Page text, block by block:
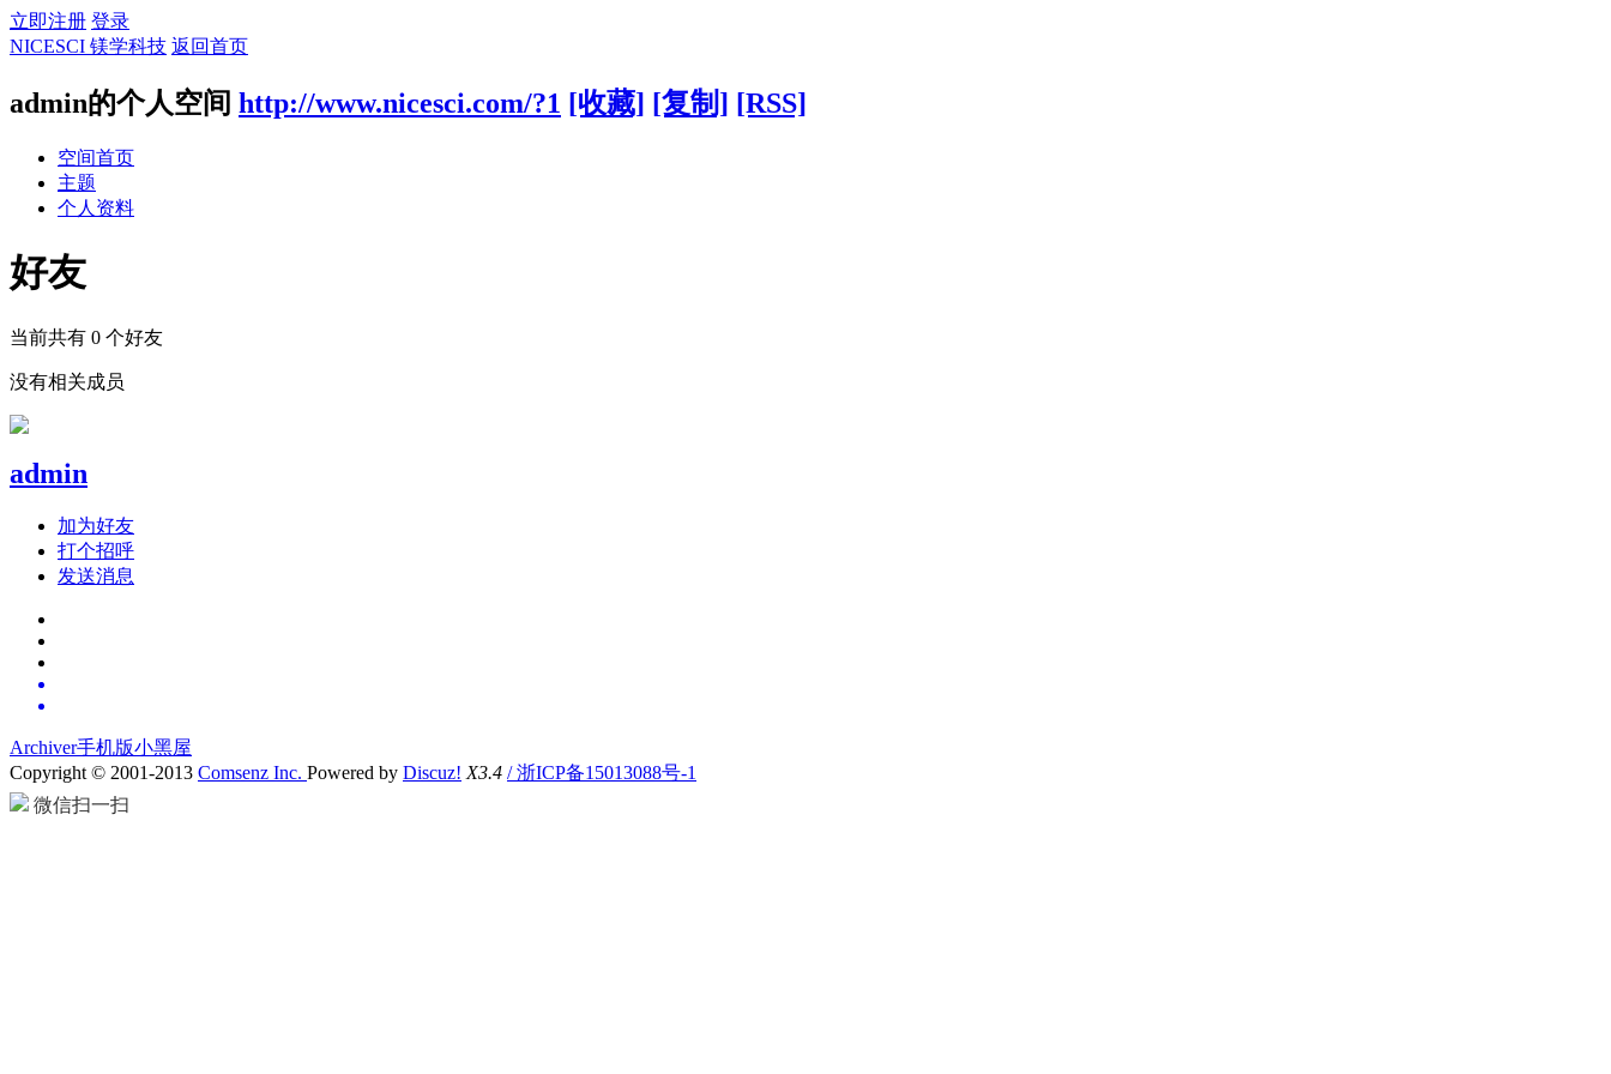
立即注册 登录
NICESCI 镁学科技 返回首页
admin的个人空间 http://www.nicesci.com/?1 [收藏] [复制] [RSS]
空间首页
主题
个人资料
好友
当前共有 0 个好友
没有相关成员
admin
加为好友
打个招呼
发送消息
Archiver手机版小黑屋
Copyright © 2001-2013 Comsenz Inc. Powered by Discuz! X3.4 / 浙ICP备15013088号-1
微信扫一扫